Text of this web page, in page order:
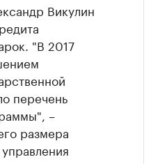
Викулин
"В 2017
перечень
–
размера